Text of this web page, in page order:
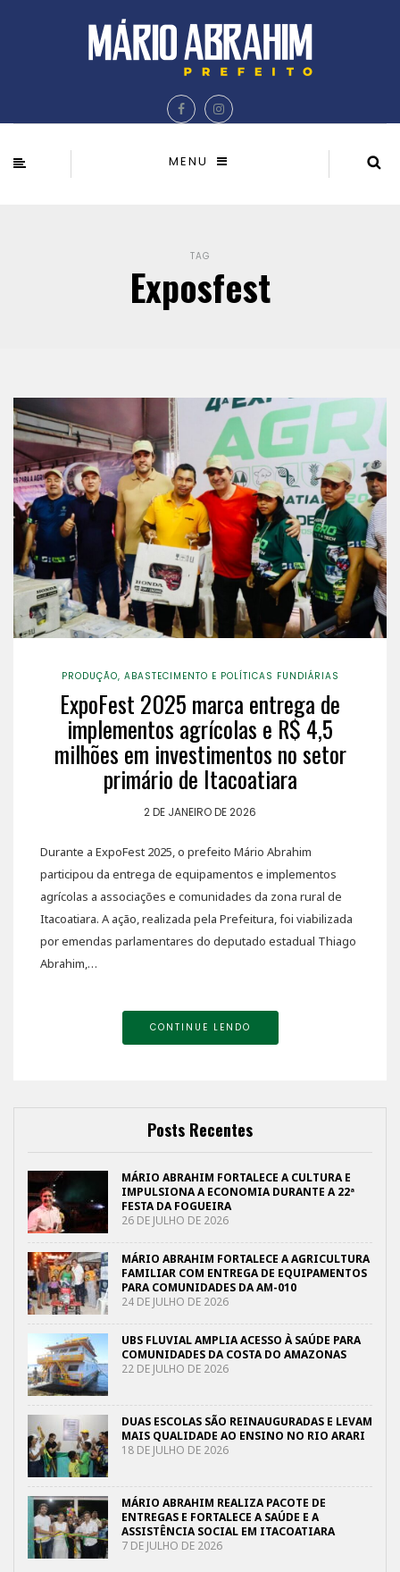
MENU
TAG
Exposfest
PRODUÇÃO, ABASTECIMENTO E POLÍTICAS FUNDIÁRIAS
ExpoFest 2025 marca entrega de
implementos agrícolas e R$ 4,5
milhões em investimentos no setor
primário de Itacoatiara
2 DE JANEIRO DE 2026
Durante a ExpoFest 2025, o prefeito Mário Abrahim
participou da entrega de equipamentos e implementos
agrícolas a associações e comunidades da zona rural de
Itacoatiara. A ação, realizada pela Prefeitura, foi viabilizada
por emendas parlamentares do deputado estadual Thiago
Abrahim,…
CONTINUE LENDO
Posts Recentes
MÁRIO ABRAHIM FORTALECE A CULTURA E
IMPULSIONA A ECONOMIA DURANTE A 22ª
FESTA DA FOGUEIRA
26 DE JULHO DE 2026
MÁRIO ABRAHIM FORTALECE A AGRICULTURA
FAMILIAR COM ENTREGA DE EQUIPAMENTOS
PARA COMUNIDADES DA AM-010
24 DE JULHO DE 2026
UBS FLUVIAL AMPLIA ACESSO À SAÚDE PARA
COMUNIDADES DA COSTA DO AMAZONAS
22 DE JULHO DE 2026
DUAS ESCOLAS SÃO REINAUGURADAS E LEVAM
MAIS QUALIDADE AO ENSINO NO RIO ARARI
18 DE JULHO DE 2026
MÁRIO ABRAHIM REALIZA PACOTE DE
ENTREGAS E FORTALECE A SAÚDE E A
ASSISTÊNCIA SOCIAL EM ITACOATIARA
7 DE JULHO DE 2026